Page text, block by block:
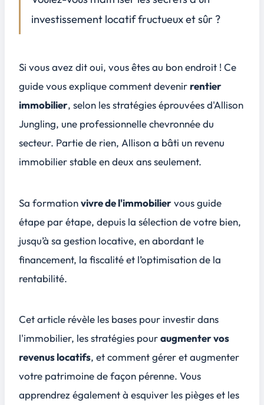
La gestion locative : faire soi-même ou déléguer ?
Éviter les pièges et gérer les risques
4 Conclusion
investissement locatif fructueux et sûr?
Si vous avez dit oui, vous êtes au bon endroit ! Ce
guide vous explique comment devenir rentier
immobilier, selon les stratégies éprouvées d'Allison
Jungling, une professionnelle chevronnée du
secteur. Partie de rien, Allison a bâti un revenu
immobilier stable en deux ans seulement.
Sa formationvivre de l'immobiliervous guide
étape par étape, depuis la sélection de votre bien,
jusqu’à sa gestion locative, en abordant le
financement, la fiscalité et l’optimisation de la
rentabilité.
Cet article révèle les bases pour investir dans
l'immobilier, les stratégies pouraugmenter vos
revenus locatifs, et comment gérer et augmenter
votre patrimoine de façon pérenne. Vous
apprendrez également à esquiver les pièges et les